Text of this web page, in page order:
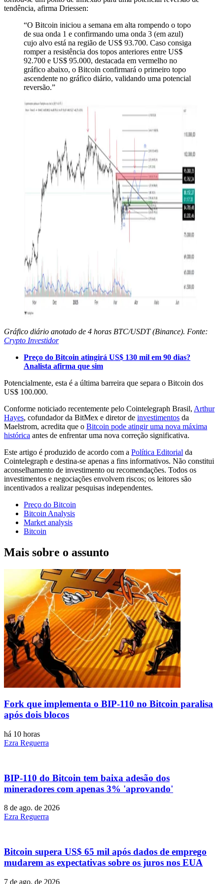
tendência, afirma Driessen:
“O Bitcoin iniciou a semana em alta rompendo o topo
de sua onda 1 e confirmando uma onda 3 (em azul)
cujo alvo está na região de US$ 93.700. Caso consiga
romper a resistência dos topos anteriores entre US$
92.700 e US$ 95.000, destacada em vermelho no
gráfico abaixo, o Bitcoin confirmará o primeiro topo
ascendente no gráfico diário, validando uma potencial
reversão.”
Gráfico diário anotado de 4 horas BTC/USDT (Binance). Fonte:
Crypto Investidor
Preço do Bitcoin atingirá US$ 130 mil em 90 dias?
Analista afirma que sim
Potencialmente, esta é a última barreira que separa o Bitcoin dos
US$ 100.000.
Conforme noticiado recentemente pelo Cointelegraph Brasil, Arthur
Hayes, cofundador da BitMex e diretor de investimentos da
Maelstrom, acredita que o Bitcoin pode atingir uma nova máxima
histórica antes de enfrentar uma nova correção significativa.
Este artigo é produzido de acordo com a Política Editorial da
Cointelegraph e destina-se apenas a fins informativos. Não constitui
aconselhamento de investimento ou recomendações. Todos os
investimentos e negociações envolvem riscos; os leitores são
incentivados a realizar pesquisas independentes.
Preço do Bitcoin
Bitcoin Analysis
Market analysis
Bitcoin
Mais sobre o assunto
Fork que implementa o BIP-110 no Bitcoin paralisa
após dois blocos
há 10 horas
Ezra Reguerra
BIP-110 do Bitcoin tem baixa adesão dos
mineradores com apenas 3% 'aprovando'
8 de ago. de 2026
Ezra Reguerra
Bitcoin supera US$ 65 mil após dados de emprego
mudarem as expectativas sobre os juros nos EUA
7 de ago. de 2026